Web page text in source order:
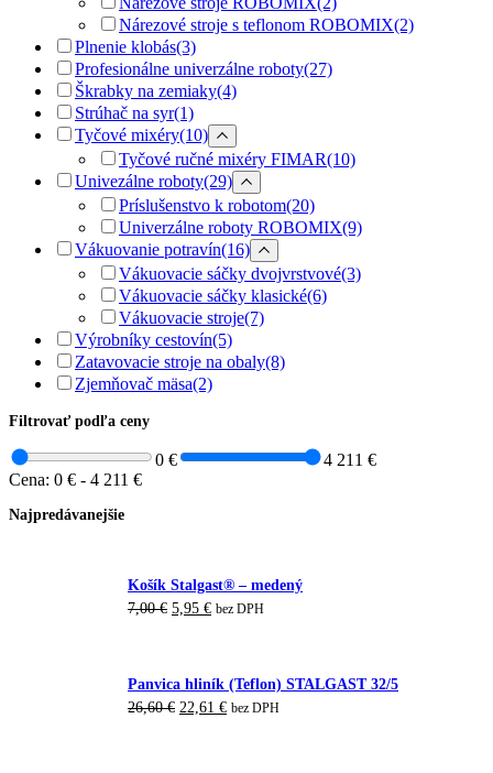
Nárezové stroje s teflonom ROBOMIX(2)
Plnenie klobás(3)
Profesionálne univerzálne roboty(27)
Škrabky na zemiaky(4)
Strúhač na syr(1)
Tyčové mixéry(10)
Tyčové ručné mixéry FIMAR(10)
Univezálne roboty(29)
Príslušenstvo k robotom(20)
Univerzálne roboty ROBOMIX(9)
Vákuovanie potravín(16)
Vákuovacie sáčky dvojvrstvové(3)
Vákuovacie sáčky klasické(6)
Vákuovacie stroje(7)
Výrobníky cestovín(5)
Zatavovacie stroje na obaly(8)
Zjemňovač mäsa(2)
Filtrovať podľa ceny
0 €
4 211 €
Cena: 0 € - 4 211 €
Najpredávanejšie
Košík Stalgast® – medený
7,00€ Pôvodná
5,95 €Aktuálna
bez DPH
Panvica hliník (Teflon) STALGAST 32/5
26,60€ Pôvodná
22,61 €Aktuálna
bez DPH